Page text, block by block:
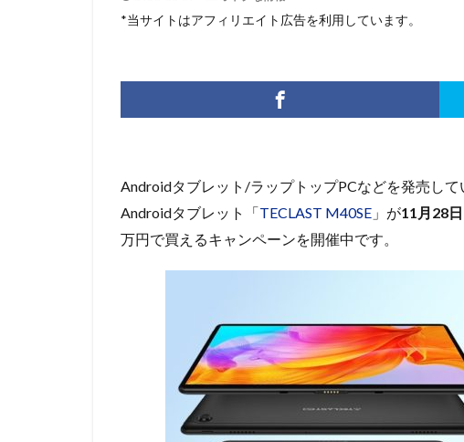
*当サイトはアフィリエイト広告を利用しています。
Androidタブレット/ラップトップPCなどを発売し
Androidタブレット「TECLAST M40SE 」が11月28
万円で買えるキャンペーンを開催中です。